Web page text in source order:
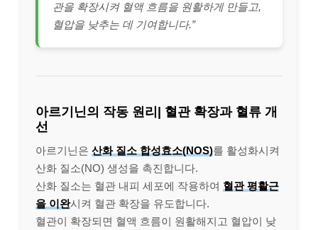
관을 확장시켜 혈액 흐름을 원활하게 만들고,
혈압을 낮추는 데 기여합니다.”
아르기닌의 작동 원리| 혈관 확장과 혈류 개
선
아르기닌은 산화 질소 합성효소(NOS)를 활성화시켜
산화 질소(NO) 생성을 촉진합니다.
산화 질소는 혈관 내피 세포에 작용하여 혈관 평활근
을 이완시켜 혈관 확장을 유도합니다.
혈관이 확장되면 혈액 흐름이 원활해지고 혈압이 낮